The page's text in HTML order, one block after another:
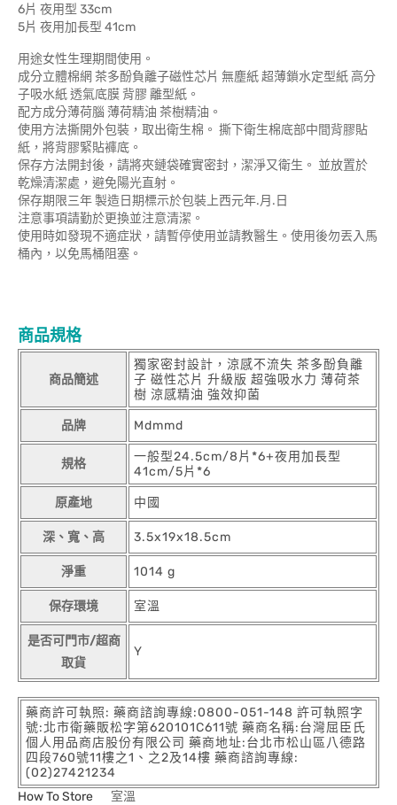
6片 夜用型 33cm
5片 夜用加長型 41cm
用途女性生理期間使用。
成分立體棉網 茶多酚負離子磁性芯片 無塵紙 超薄鎖水定型紙 高分
子吸水紙 透氣底膜 背膠 離型紙。
配方成分薄荷腦 薄荷精油 茶樹精油。
使用方法撕開外包裝，取出衛生棉。 撕下衛生棉底部中間背膠貼
紙，將背膠緊貼褲底。
保存方法開封後，請將夾鏈袋確實密封，潔淨又衛生。 並放置於
乾燥清潔處，避免陽光直射。
保存期限三年 製造日期標示於包裝上西元年.月.日
注意事項請勤於更換並注意清潔。
使用時如發現不適症狀，請暫停使用並請教醫生。使用後勿丟入馬
桶內，以免馬桶阻塞。
商品規格
商品簡述
獨家密封設計，涼感不流失 茶多酚負離
子 磁性芯片 升級版 超強吸水力 薄荷茶
樹 涼感精油 強效抑菌
品牌 Mdmmd
規格
一般型24.5cm/8片*6+夜用加長型
41cm/5片*6
原產地 中國
深、寬、高 3.5x19x18.5cm
淨重 1014 g
保存環境 室溫
是否可門市/超商
取貨
Y
藥商許可執照: 藥商諮詢專線:0800-051-148 許可執照字
號:北市衛藥販松字第620101C611號 藥商名稱:台灣屈臣氏
個人用品商店股份有限公司 藥商地址:台北市松山區八德路
四段760號11樓之1、之2及14樓 藥商諮詢專線:
(02)27421234
How To Store
室溫